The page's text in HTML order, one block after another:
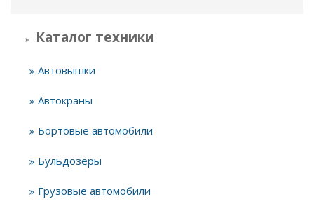
Каталог техники
Автовышки
Автокраны
Бортовые автомобили
Бульдозеры
Грузовые автомобили